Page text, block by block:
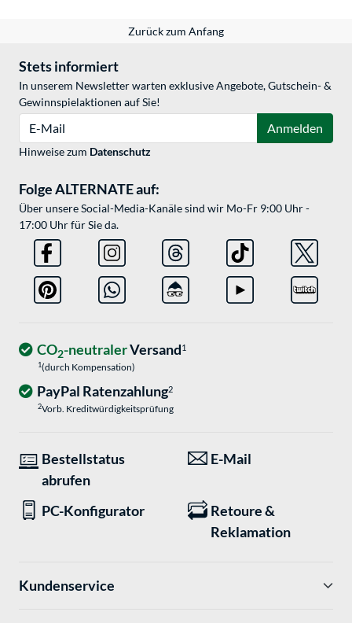
Zurück zum Anfang
Stets informiert
In unserem Newsletter warten exklusive Angebote, Gutschein- &
Gewinnspielaktionen auf Sie!
Anmelden
Hinweise zum Datenschutz
Folge ALTERNATE auf:
Über unsere Social-Media-Kanäle sind wir Mo-Fr 9:00 Uhr -
17:00 Uhr für Sie da.
CO2-neutralerVersand1
1(durch Kompensation)
PayPal Ratenzahlung2
2Vorb. Kreditwürdigkeitsprüfung
Bestellstatus
abrufen
E-Mail
PC-Konfigurator
Retoure &
Reklamation
Kundenservice